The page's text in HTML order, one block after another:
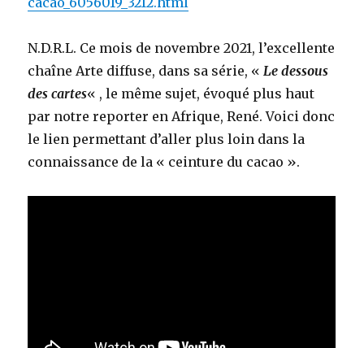
N.D.R.L. Ce mois de novembre 2021, l’excellente
chaîne Arte diffuse, dans sa série, «Le dessous
des cartes« , le même sujet, évoqué plus haut
par notre reporter en Afrique, René. Voici donc
le lien permettant d’aller plus loin dans la
connaissance de la « ceinture du cacao ».